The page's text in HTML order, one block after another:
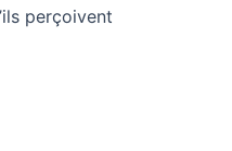
perçoivent